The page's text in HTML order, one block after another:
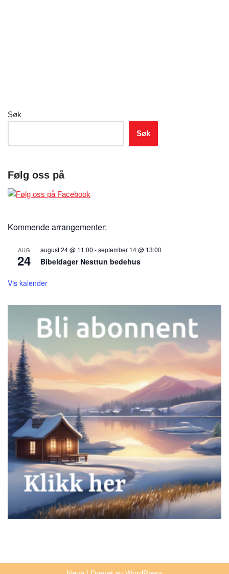
Søk
Søk
Følg oss på
Kommende arrangementer:
AUG
24
august 24 @ 11:00 -september 14 @ 13:00
Bibeldager Nesttun bedehus
Vis kalender